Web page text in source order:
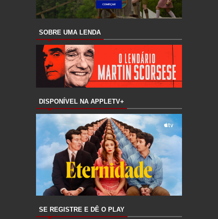
SOBRE UMA LENDA
DISPONÍVEL NA APPLETV+
SE REGISTRE E DÊ O PLAY